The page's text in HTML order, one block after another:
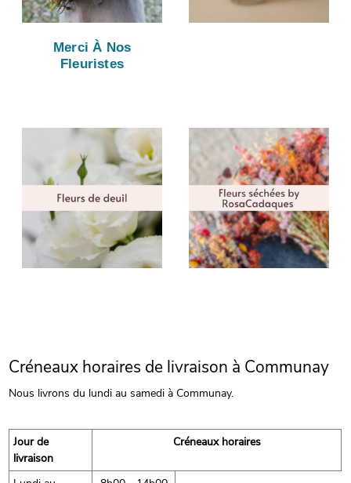
Merci À Nos
Fleuristes
Créneaux horaires de livraison à Communay
Nous livrons du lundi au samedi à Communay.
Jour de
livraison
Créneaux horaires